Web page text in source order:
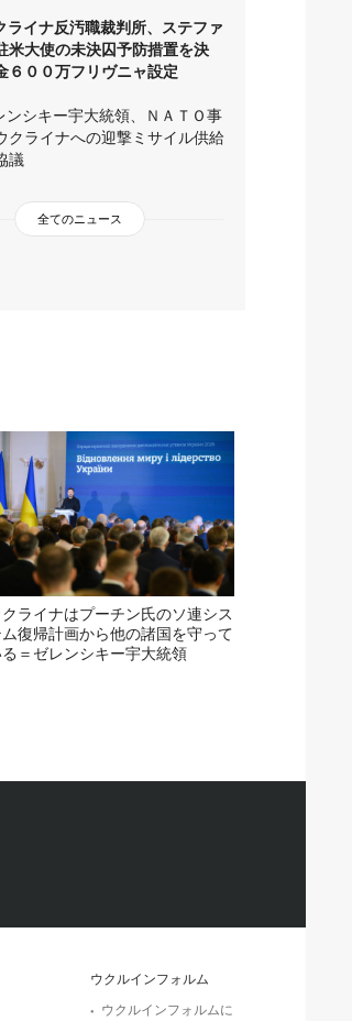
ライナ反汚職裁判所、ステファ
米大使の未決囚予防措置を決
００万フリヴニャ設定
ンシキー宇大統領、ＮＡＴＯ事
クライナへの迎撃ミサイル供給
議
全てのニュース
クライナはプーチン氏のソ連シス
ム復帰計画から他の諸国を守って
る＝ゼレンシキー宇大統領
ウクルインフォルム
ウクルインフォルムに